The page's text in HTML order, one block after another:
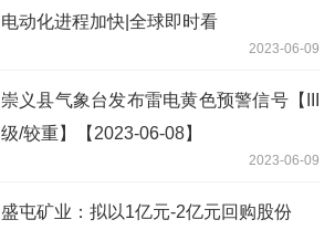
电动化进程加快|全球即时看
2023-06-09
崇义县气象台发布雷电黄色预警信号【III
级/较重】【2023-06-08】
2023-06-09
盛屯矿业：拟以1亿元-2亿元回购股份